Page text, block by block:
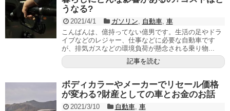
うなる?
2021/4/1 ガソリン, 自動車, 車
こんばんは、億持ってない億男です。生活の足やドラ
イブなどのレジャー、仕事などに必要な自動車です
が、排気ガスなどの環境負荷が懸念される乗り物...
記事を読む
ボディカラーやメーカーでリセール価格
が変わる?財産としての車とお金のお話
2021/3/10 自動車, 車